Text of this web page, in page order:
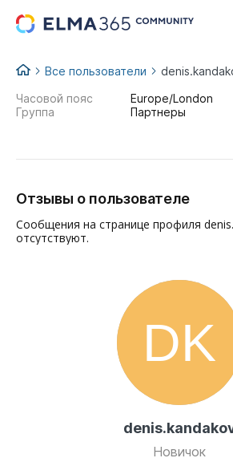
...
Все пользователи
Новичок
Часовой пояс
Europe/London
Группа
Партнеры
Отзывы о пользователе
Сообщения на странице профиля
отсутствуют.